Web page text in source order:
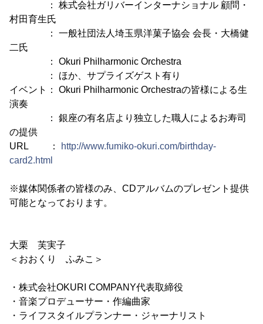
： 株式会社ガリバーインターナショナル 顧問・
村田育生氏
： 一般社団法人埼玉県洋菓子協会 会長・大橋健
二氏
： Okuri Philharmonic Orchestra
： ほか、サプライズゲスト有り
イベント： Okuri Philharmonic Orchestraの皆様による生
演奏
： 銀座の有名店より独立した職人によるお寿司
の提供
URL ：
http://www.fumiko-okuri.com/birthday-
card2.html
※媒体関係者の皆様のみ、CDアルバムのプレゼント提供
可能となっております。
大栗 芙実子
＜おおくり ふみこ＞
・株式会社OKURI COMPANY代表取締役
・音楽プロデューサー・作編曲家
・ライフスタイルプランナー・ジャーナリスト